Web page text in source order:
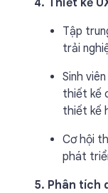
4. Thiết kế
Tập
trải
Sinh
thiết kế
thiết kế
Cơ hội
phát
5. Phân tích